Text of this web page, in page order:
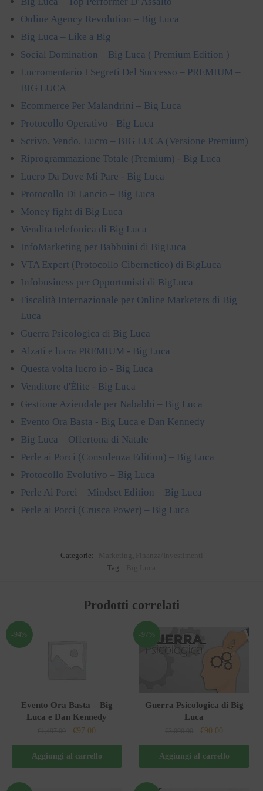
Online Agency Revolution – Big Luca
Big Luca – Like a Big
Social Domination – Big Luca ( Premium Edition )
Lucromentario I Segreti Del Successo – PREMIUM –
BIG LUCA
Ecommerce Per Malandrini – Big Luca
Protocollo Operativo - Big Luca
Scrivo, Vendo, Lucro – BIG LUCA (Versione Premium)
Riprogrammazione Totale (Premium) - Big Luca
Lucro Da Dove Mi Pare - Big Luca
Protocollo Di Lancio – Big Luca
Money fight di Big Luca
Vendita telefonica di Big Luca
InfoMarketing per Babbuini di BigLuca
VTA Expert (Protocollo Cibernetico) di BigLuca
Infobusiness per Opportunisti di BigLuca
Fiscalità Internazionale per Online Marketers di Big
Luca
Guerra Psicologica di Big Luca
Alzati e lucra PREMIUM - Big Luca
Questa volta lucro io - Big Luca
Venditore d'Élite - Big Luca
Gestione Aziendale per Nababbi – Big Luca
Evento Ora Basta - Big Luca e Dan Kennedy
Big Luca – Offertona di Natale
Perle ai Porci (Consulenza Edition) – Big Luca
Protocollo Evolutivo – Big Luca
Perle Ai Porci – Mindset Edition – Big Luca
Perle ai Porci (Crusca Power) – Big Luca
Categorie:
Tag:
Prodotti correlati
-94%
Evento Ora Basta – Big
Luca e Dan Kennedy
Il
prezzo
originale
era:
€97.00
prezzo
attuale
è:
Aggiungi al carrello
-97%
Guerra Psicologica di Big
Luca
Il
prezzo
originale
era:
€90.00
prezzo
attuale
è:
Aggiungi al carrello